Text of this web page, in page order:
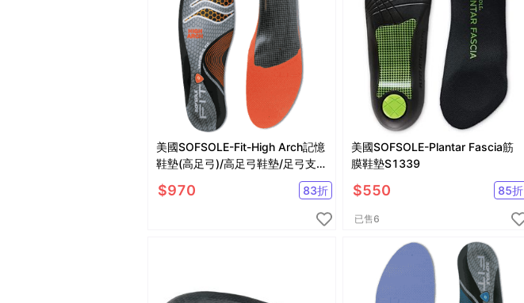
美國SOFSOLE-Fit-High Arch記憶
鞋墊(高足弓)/高足弓鞋墊/足弓支撐
$970 83折
美國SOFSOLE-Plantar Fascia筋
膜鞋墊S1339
$550 85折
已售6